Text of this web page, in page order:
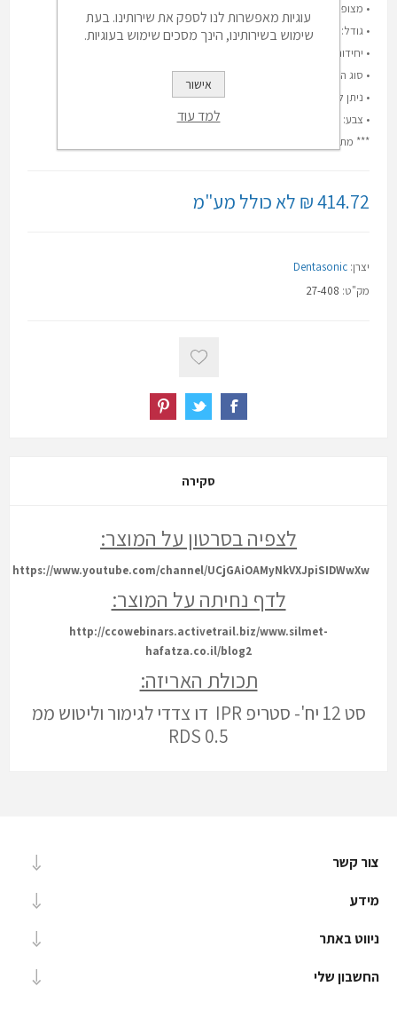
• מצופה ביהלום ב 2 הצדדים.
• גודל: 0.5 מ"מ (60 מיקרון) דו צדדי
• יחידות במארז: 12
• סוג המארז: מארז בשרינק
• ניתן לעקר / חד פעמי: כן
• צבע: שקוף
*** מתאים לכל הזוויתנים הקיימים בשוק.
414.72 ₪ לא כולל מע"מ
יצרן: Dentasonic
מק"ט: 27-408
סקירה
לצפיה בסרטון על המוצר:
https://www.youtube.com/channel/UCjGAiOAMyNkVXJpiSIDWwXw
לדף נחיתה על המוצר:
http://ccowebinars.activetrail.biz/www.silmet-
hafatza.co.il/blog2
תכולת האריזה:
סט 12 יח'- סטריפ IPR דו צדדי לגימור וליטוש ממ
0.5 RDS
צור קשר
מידע
ניווט באתר
החשבון שלי
עוגיות מאפשרות לנו לספק את שירותינו. בעת
שימוש בשירותינו, הינך מסכים שימוש בעוגיות.
אישור
למד עוד